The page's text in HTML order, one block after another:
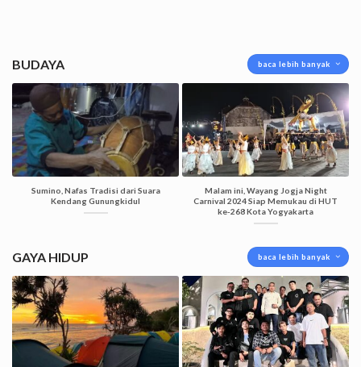
BUDAYA baca lebih banyak
Sumino, Nafas Tradisi dari Suara
Kendang Gunungkidul
Malam ini, Wayang Jogja Night
Carnival 2024 Siap Memukau di HUT
ke-268 Kota Yogyakarta
GAYA HIDUP baca lebih banyak